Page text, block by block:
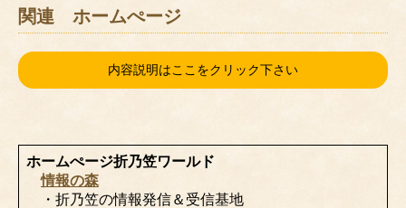
関連 ホームぺージ
内容説明はここをクリック下さい
ホームぺージ折乃笠ワールド
情報の森
・折乃笠の情報発信＆受信基地